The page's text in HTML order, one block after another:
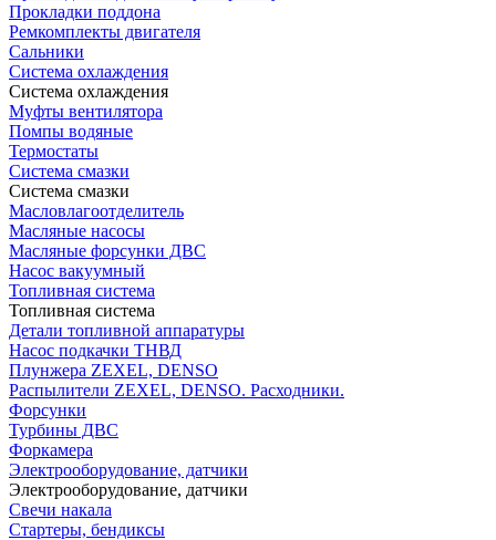
Прокладки поддона
Ремкомплекты двигателя
Сальники
Система охлаждения
Система охлаждения
Муфты вентилятора
Помпы водяные
Термостаты
Система смазки
Система смазки
Масловлагоотделитель
Масляные насосы
Масляные форсунки ДВС
Насос вакуумный
Топливная система
Топливная система
Детали топливной аппаратуры
Насос подкачки ТНВД
Плунжера ZEXEL, DENSO
Распылители ZEXEL, DENSO. Расходники.
Форсунки
Турбины ДВС
Форкамера
Электрооборудование, датчики
Электрооборудование, датчики
Свечи накала
Стартеры, бендиксы